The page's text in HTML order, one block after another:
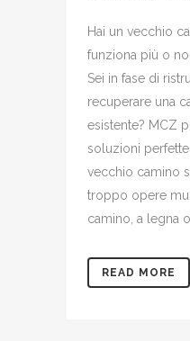
Hai un vecchio
funziona più o
Sei in fase di
recuperare una
esistente? MCZ
soluzioni
vecchio camino
troppo opere
camino, a legna o
READ MORE